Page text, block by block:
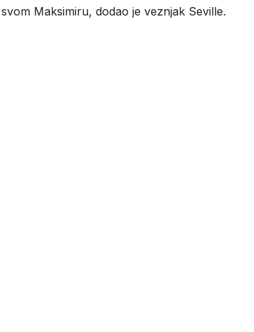
Maksimiru, dodao je veznjak Seville.